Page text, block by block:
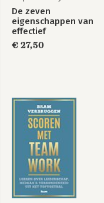
De zeven
eigenschappen van
effectief
leiderschap
€ 27,50